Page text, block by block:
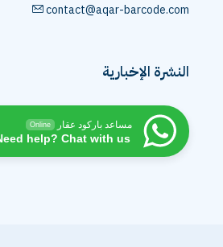
contact@aqar-barcode.com
النشرة الإخبارية
مساعد باركود عقار Online
Need help? Chat with us